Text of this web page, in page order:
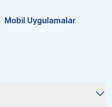
Mobil Uygulamalar